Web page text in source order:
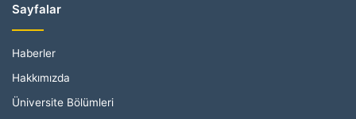
Sayfalar
Haberler
Hakkımızda
Üniversite Bölümleri